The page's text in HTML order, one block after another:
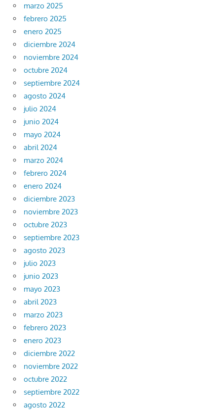
marzo 2025
febrero 2025
enero 2025
diciembre 2024
noviembre 2024
octubre 2024
septiembre 2024
agosto 2024
julio 2024
junio 2024
mayo 2024
abril 2024
marzo 2024
febrero 2024
enero 2024
diciembre 2023
noviembre 2023
octubre 2023
septiembre 2023
agosto 2023
julio 2023
junio 2023
mayo 2023
abril 2023
marzo 2023
febrero 2023
enero 2023
diciembre 2022
noviembre 2022
octubre 2022
septiembre 2022
agosto 2022